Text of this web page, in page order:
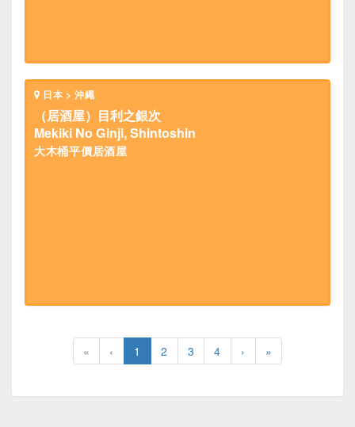
日本 > 沖繩
（居酒屋）目利之銀次
Mekiki No Ginji, Shintoshin
大木桶平價居酒屋
« ‹ 1 2 3 4 › »